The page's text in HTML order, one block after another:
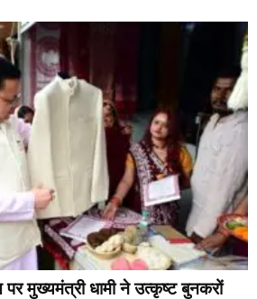
पर मुख्यमंत्री धामी ने उत्कृष्ट बुनकरों